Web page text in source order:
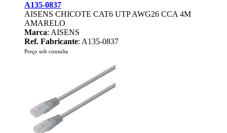
A135-0837
AISENS CHICOTE CAT6 UTP AWG26 CCA 4M
AMARELO
Marca: AISENS
Ref. Fabricante: A135-0837
Preço sob consulta